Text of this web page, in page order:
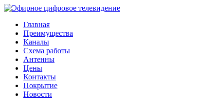
Главная
Преимущества
Каналы
Схема работы
Антенны
Цены
Контакты
Покрытие
Новости